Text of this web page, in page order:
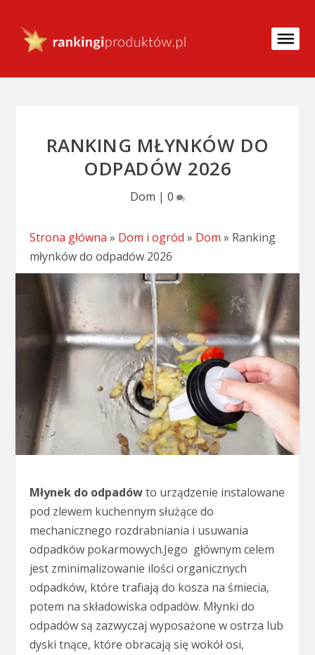
RANKING MŁYNKÓW DO
ODPADÓW 2026
Dom | 0
Strona główna » Dom i ogród » Dom » Ranking
młynków do odpadów 2026
Młynek do odpadówto urządzenie instalowane
pod zlewem kuchennym służące do
mechanicznego rozdrabniania i usuwania
odpadków pokarmowych.Jego głównym celem
jest zminimalizowanie ilości organicznych
odpadków, które trafiają do kosza na śmiecia,
potem na składowiska odpadów. Młynki do
odpadów są zazwyczaj wyposażone w ostrza lub
dyski tnące, które obracają się wokół osi,